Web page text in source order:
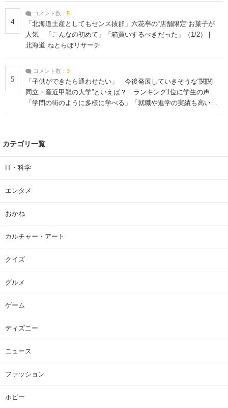
4
コメント数： 5
「北海道土産としてもセンス抜群」六花亭の“店舗限定”お菓子が
人気 「こんなの初めて」「箱買いするべきだった」（1/2） |
北海道 ねとらぼリサーチ
5
コメント数： 3
「子供ができたら通わせたい」 今後発展していきそうな“関関
同立・産近甲龍の大学”といえば？ ランキング1位に学生の声
「学問の街のように多様に学べる」「就職や進学の実績も高い」
| 大学 ねとらぼリサーチ
カテゴリ一覧
IT・科学
エンタメ
おかね
カルチャー・アート
クイズ
グルメ
ゲーム
ディズニー
ニュース
ファッション
ホビー